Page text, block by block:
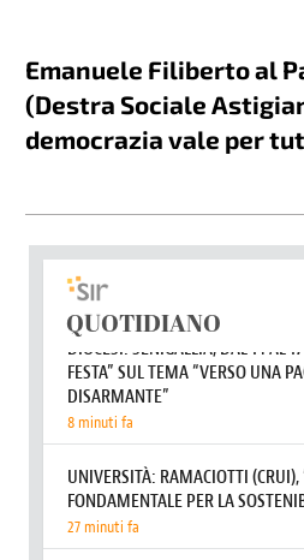
Emanuele Filiberto al
(Destra Sociale
democrazia vale per